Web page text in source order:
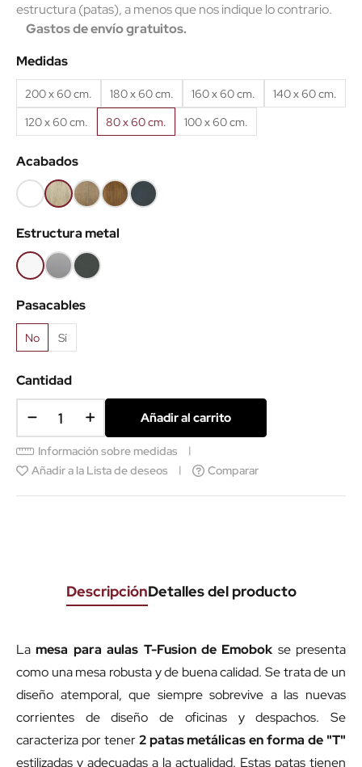
estructura (patas), a menos que nos indique lo contrario.
Gastos de envío gratuitos.
Medidas
200 x 60 cm. 180 x 60 cm. 160 x 60 cm.
140 x 60 cm.
120 x 60 cm.
80 x 60 cm. 100 x 60 cm.
Acabados
Blanco
(EMB)
Roble
claro
(EMB)
Roble
Nuez
(EMB)
Roble
viejo
(EMB)
Antracita
(EMB)
Estructura metal
BlancoGris
aluminio
Antracita
Pasacables
No Sí
Cantidad
Añadir al carrito
Información sobre medidas
Añadir a la Lista de deseos
Comparar
DescripciónDetalles del producto
Lamesa para aulas T-Fusion de Emobok se presenta
como una mesa robusta y de buena calidad. Se trata de un
diseño atemporal, que siempre sobrevive a las nuevas
corrientes de diseño de oficinas y despachos. Se
caracteriza por tener2 patas metálicas en forma de "T"
estilizadas y adecuadas a la actualidad. Estas patas tienen